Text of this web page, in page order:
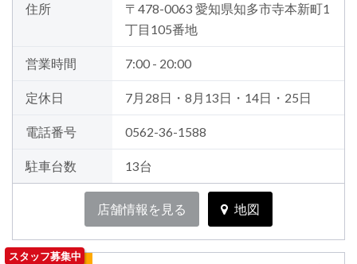
住所
〒478-0063 愛知県知多市寺本新町1
丁目105番地
営業時間 7:00 - 20:00
定休日 7月28日・8月13日・14日・25日
電話番号 0562-36-1588
駐車台数 13台
店舗情報を見る 地図
スタッフ募集中